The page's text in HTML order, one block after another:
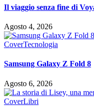
Il viaggio senza fine di
Agosto 4, 2026
CoverTecnologia
Samsung Galaxy Z Fold 8
Agosto 6, 2026
CoverLibri